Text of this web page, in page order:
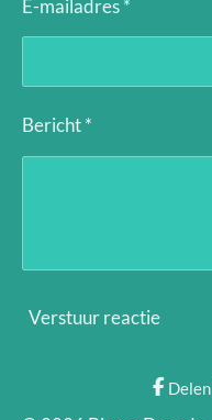
E-mailadres *
Bericht *
Verstuur reactie
Delen